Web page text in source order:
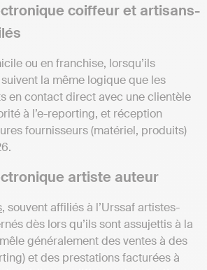
coiffeur et artisans-
ou en franchise, lorsqu’ils
la même logique que les
en contact direct avec une clientèle
à l’e-reporting, et réception
fournisseurs (matériel, produits)
artiste auteur
, souvent affiliés à l’Urssaf artistes-
dès lors qu’ils sont assujettis à la
généralement des ventes à des
et des prestations facturées à